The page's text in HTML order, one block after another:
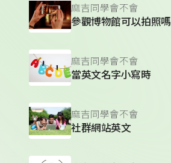
麻吉同學會不會
參觀博物館可以拍照嗎
麻吉同學會不會
當英文名字小寫時
麻吉同學會不會
社群網站英文